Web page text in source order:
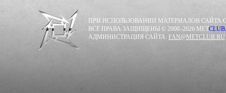
ПРИ ИСПОЛЬЗОВАНИИ МАТЕРИАЛОВ САЙТА
ВСЕ ПРАВА ЗАЩИЩЕНЫ © 2000–2026 METCLUB.
АДМИНИСТРАЦИЯ САЙТА: FAN@METCLUB.RU